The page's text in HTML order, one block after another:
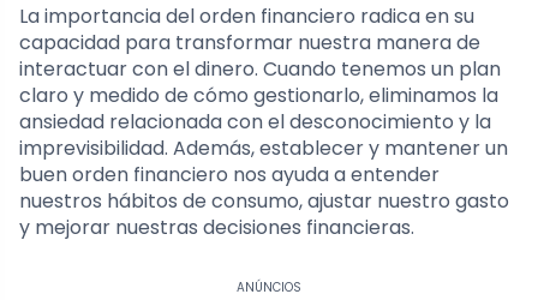
La importancia del orden financiero radica en su
capacidad para transformar nuestra manera de
interactuar con el dinero. Cuando tenemos un plan
claro y medido de cómo gestionarlo, eliminamos la
ansiedad relacionada con el desconocimiento y la
imprevisibilidad. Además, establecer y mantener un
buen orden financiero nos ayuda a entender
nuestros hábitos de consumo, ajustar nuestro gasto
y mejorar nuestras decisiones financieras.
ANÚNCIOS